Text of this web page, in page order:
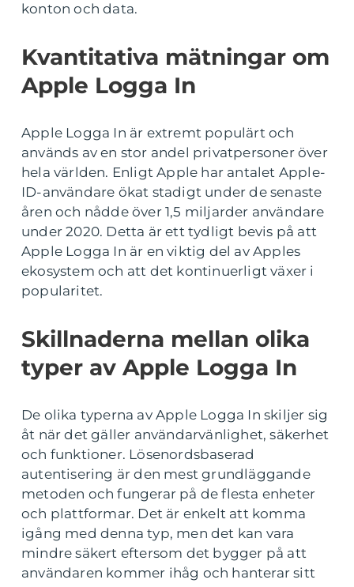
konton och data.
Kvantitativa mätningar om
Apple Logga In
Apple Logga In är extremt populärt och
används av en stor andel privatpersoner över
hela världen. Enligt Apple har antalet Apple-
ID-användare ökat stadigt under de senaste
åren och nådde över 1,5 miljarder användare
under 2020. Detta är ett tydligt bevis på att
Apple Logga In är en viktig del av Apples
ekosystem och att det kontinuerligt växer i
popularitet.
Skillnaderna mellan olika
typer av Apple Logga In
De olika typerna av Apple Logga In skiljer sig
åt när det gäller användarvänlighet, säkerhet
och funktioner. Lösenordsbaserad
autentisering är den mest grundläggande
metoden och fungerar på de flesta enheter
och plattformar. Det är enkelt att komma
igång med denna typ, men det kan vara
mindre säkert eftersom det bygger på att
användaren kommer ihåg och hanterar sitt